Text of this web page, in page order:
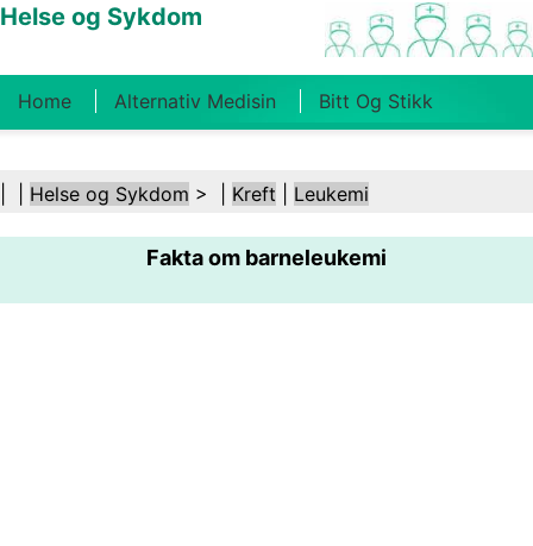
Helse og Sykdom
Home Alternativ Medisin Bitt Og Stikk
Kosthold Og Ernæring Familiehelse
Psykisk Helse Folkehelse Og
Sikkerhet Kirurgi Og Prosedyrer Helse
Helse og Sykdom > | Kreft Leukemi
Fakta om barneleukemi